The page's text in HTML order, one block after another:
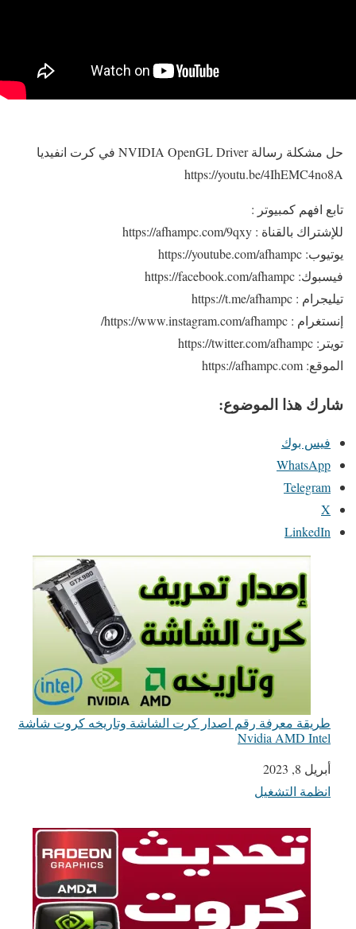
حل مشكلة رسالة NVIDIA OpenGL Driver في كرت انفيديا
https://youtu.be/4IhEMC4no8A
تابع افهم كمبيوتر :
للإشتراك بالقناة : https://afhampc.com/9qxy
يوتيوب: https://youtube.com/afhampc
فيسبوك: https://facebook.com/afhampc
تيليجرام : https://t.me/afhampc
إنستغرام : https://www.instagram.com/afhampc/
تويتر: https://twitter.com/afhampc
الموقع: https://afhampc.com
شارك هذا الموضوع:
فيس بوك
WhatsApp
Telegram
X
LinkedIn
طريقة معرفة رقم اصدار كرت الشاشة وتاريخه كروت شاشة
Nvidia AMD Intel
التاريخ
أبريل 8, 2023
في ما يتعلق بما يأتي
انظمة التشغيل